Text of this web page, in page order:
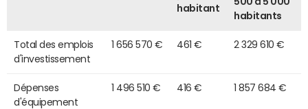
habitant
habitants
Total des emplois
d'investissement
1 656 570 € 461 € 2 329 610 €
Dépenses
d'équipement
1 496 510 € 416 € 1 857 684 €